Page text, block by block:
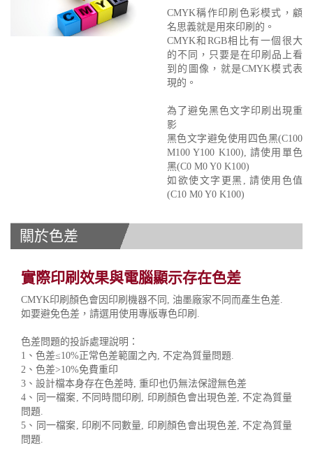
CMYK稱作印刷色彩模式，顧
名思義就是用來印刷的。
CMYK和RGB相比有一個很大
的不同，只要是在印刷品上看
到的圖像，就是CMYK模式表
現的。
為了避免黑色文字印刷出現重
影
黑色文字避免使用四色黑(C100
M100 Y100 K100), 請使用單色
黑(C0 M0 Y0 K100)
如欲使文字更黑, 請使用色值
(C10 M0 Y0 K100)
關於色差
實際印刷效果與電腦顯示存在色差
CMYK印刷顏色會因印刷機器不同, 油墨廠家不同而產生色差.
如要避免色差，請選用使用專版專色印刷.
色差問題的投訴處理說明：
1、色差≤10%正常色差範圍之內, 不定為質量問題.
2、色差>10%免費重印
3、設計檔本身存在色差時, 重印也仍無法保證無色差
4、同一檔案, 不同時間印刷, 印刷顏色會出現色差, 不定為質量
問題.
5、同一檔案, 印刷不同數量, 印刷顏色會出現色差, 不定為質量
問題.